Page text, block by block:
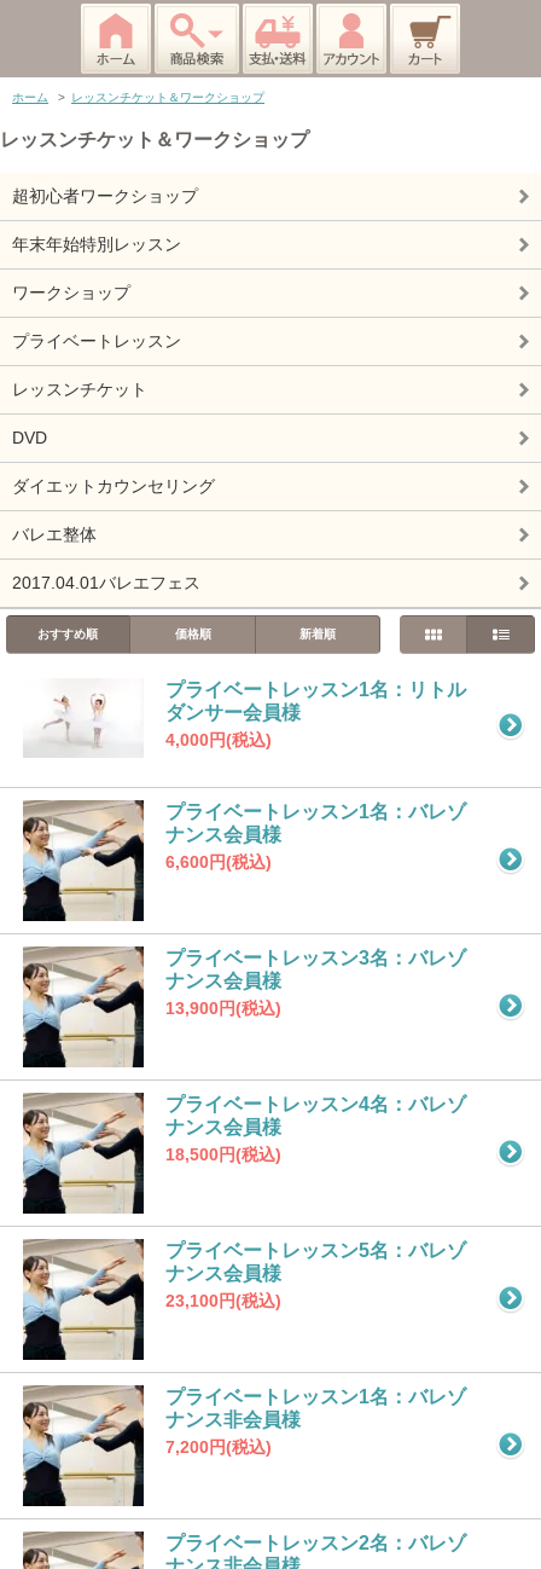
ホーム > レッスンチケット＆ワークショップ
レッスンチケット＆ワークショップ
超初心者ワークショップ
年末年始特別レッスン
ワークショップ
プライベートレッスン
レッスンチケット
DVD
ダイエットカウンセリング
バレエ整体
2017.04.01バレエフェス
おすすめ順 価格順 新着順
プライベートレッスン1名：リトル
ダンサー会員様
4,000円(税込)
プライベートレッスン1名：バレゾ
ナンス会員様
6,600円(税込)
プライベートレッスン3名：バレゾ
ナンス会員様
13,900円(税込)
プライベートレッスン4名：バレゾ
ナンス会員様
18,500円(税込)
プライベートレッスン5名：バレゾ
ナンス会員様
23,100円(税込)
プライベートレッスン1名：バレゾ
ナンス非会員様
7,200円(税込)
プライベートレッスン2名：バレゾ